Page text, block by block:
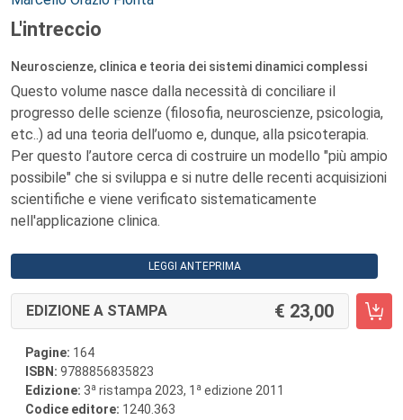
L'intreccio
Neuroscienze, clinica e teoria dei sistemi dinamici complessi
Questo volume nasce dalla necessità di conciliare il
progresso delle scienze (filosofia, neuroscienze, psicologia,
etc..) ad una teoria dell’uomo e, dunque, alla psicoterapia.
Per questo l’autore cerca di costruire un modello "più ampio
possibile" che si sviluppa e si nutre delle recenti acquisizioni
scientifiche e viene verificato sistematicamente
nell'applicazione clinica.
LEGGI ANTEPRIMA
EDIZIONE A STAMPA 23,00
Pagine: 164
ISBN: 9788856835823
Edizione: 3a ristampa 2023, 1 a edizione 2011
Codice editore: 1240.363